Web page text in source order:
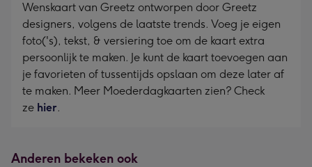
Wenskaart van Greetz ontworpen door Greetz
designers, volgens de laatste trends. Voeg je eigen
foto('s), tekst, & versiering toe om de kaart extra
persoonlijk te maken. Je kunt de kaart toevoegen aan
je favorieten of tussentijds opslaan om deze later af
te maken. Meer Moederdagkaarten zien? Check
ze hier.
Anderen bekeken ook